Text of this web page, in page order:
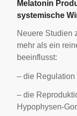
Melatonin
systemische
Neuere Studien
mehr als ein
beeinflusst:
– die Regulation
– die
Hypophysen-